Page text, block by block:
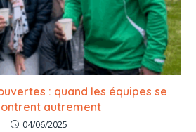
: quand les équipes se
autrement
04/06/2025